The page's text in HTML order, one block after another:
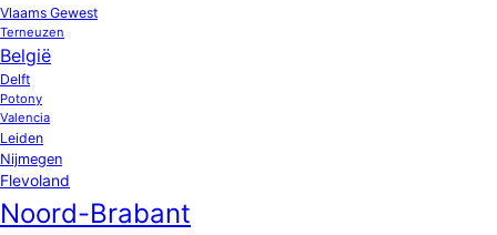
Vlaams Gewest
Terneuzen
België
Delft
Potony
Valencia
Leiden
Nijmegen
Flevoland
Noord-Brabant